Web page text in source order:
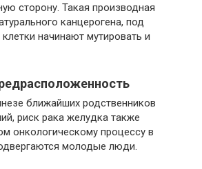
сторону. Такая производная
канцерогена, под
начинают мутировать и
ближайших родственников
риск рака желудка также
онкологическому процессу в
молодые люди.